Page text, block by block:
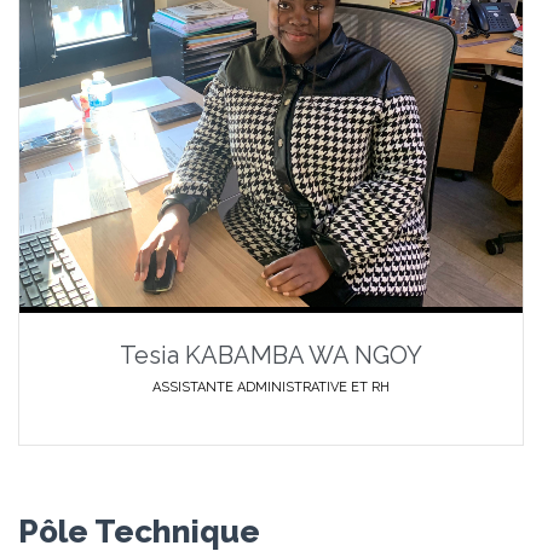
Tesia KABAMBA WA NGOY
ASSISTANTE ADMINISTRATIVE ET RH
Pôle Technique